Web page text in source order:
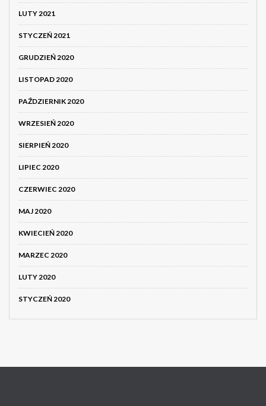
LUTY 2021
STYCZEŃ 2021
GRUDZIEŃ 2020
LISTOPAD 2020
PAŹDZIERNIK 2020
WRZESIEŃ 2020
SIERPIEŃ 2020
LIPIEC 2020
CZERWIEC 2020
MAJ 2020
KWIECIEŃ 2020
MARZEC 2020
LUTY 2020
STYCZEŃ 2020